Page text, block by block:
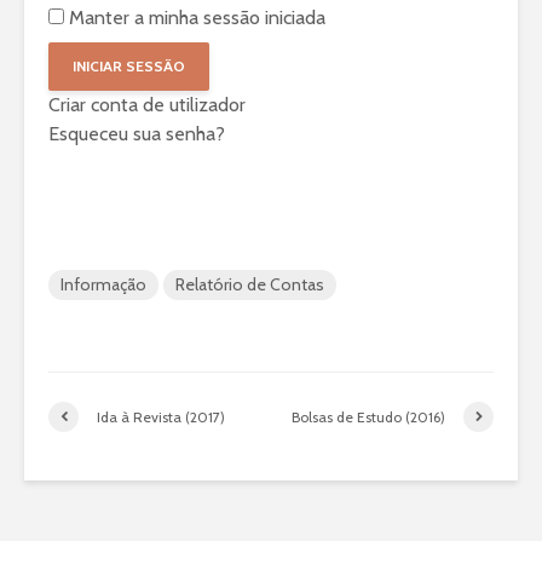
Manter a minha sessão iniciada
Criar conta de utilizador
Esqueceu sua senha?
Informação Relatório de Contas
Ida à Revista (2017) Bolsas de Estudo (2016)